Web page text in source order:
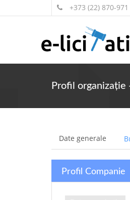
+373 (22) 870-971
Profil organizație
Date generale
Profil Companie